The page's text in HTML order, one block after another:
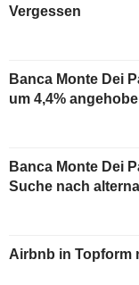
Vergessen
Banca Monte Dei
um 4,4%
Banca Monte Dei
Suche nach
Airbnb in Topform